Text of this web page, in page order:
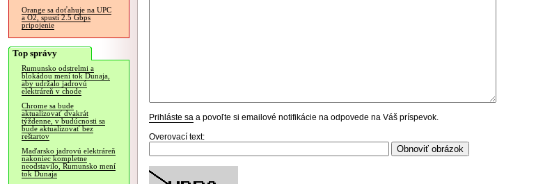
Orange sa doťahuje na UPC
a O2, spustí 2.5 Gbps
pripojenie
Top správy
Rumunsko odstrelmi a
blokádou mení tok Dunaja,
aby udržalo jadrovú
elektráreň v chode
Chrome sa bude
aktualizovať dvakrát
týždenne, v budúcnosti sa
bude aktualizovať bez
reštartov
Maďarsko jadrovú elektráreň
nakoniec kompletne
neodstavilo, Rumunsko mení
tok Dunaja
Prihláste sa a povoľte si emailové notifikácie na odpovede na Váš príspevok.
Overovací text: